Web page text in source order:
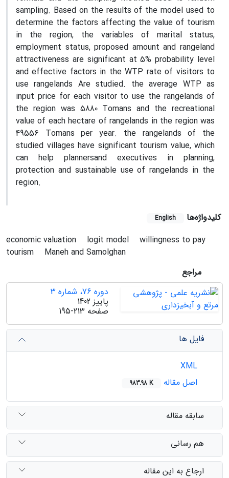
sampling. Based on the results of the model used to
determine the factors affecting the value of tourism
in the region, the variables of marital status,
employment status, proposed amount and rangeland
attractiveness are significant at 5% probability level
and effective factors in the WTP rate of visitors to
use rangelands Are studied. the average WTP as
input price for each visitor to use the rangelands of
the region was 5880 Tomans and the recreational
value of each hectare of rangelands in the region was
49556 Tomans per year. the rangelands of the
studied villages have significant tourism value, which
can help plannersand executives in planning,
protection and sustainable use of rangelands in the
region.
کلیدواژه‌ها English
economic valuation logit model
willingness to pay
tourism
Maneh and Samolghan
مراجع
دوره 76، شماره 3
پاییز 1402
صفحه 195-213
فایل ها
اصل مقاله
983.98 K
سابقه مقاله
هم رسانی
ارجاع به این مقاله